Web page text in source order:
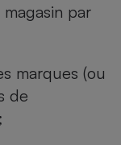
par
marques (ou
de